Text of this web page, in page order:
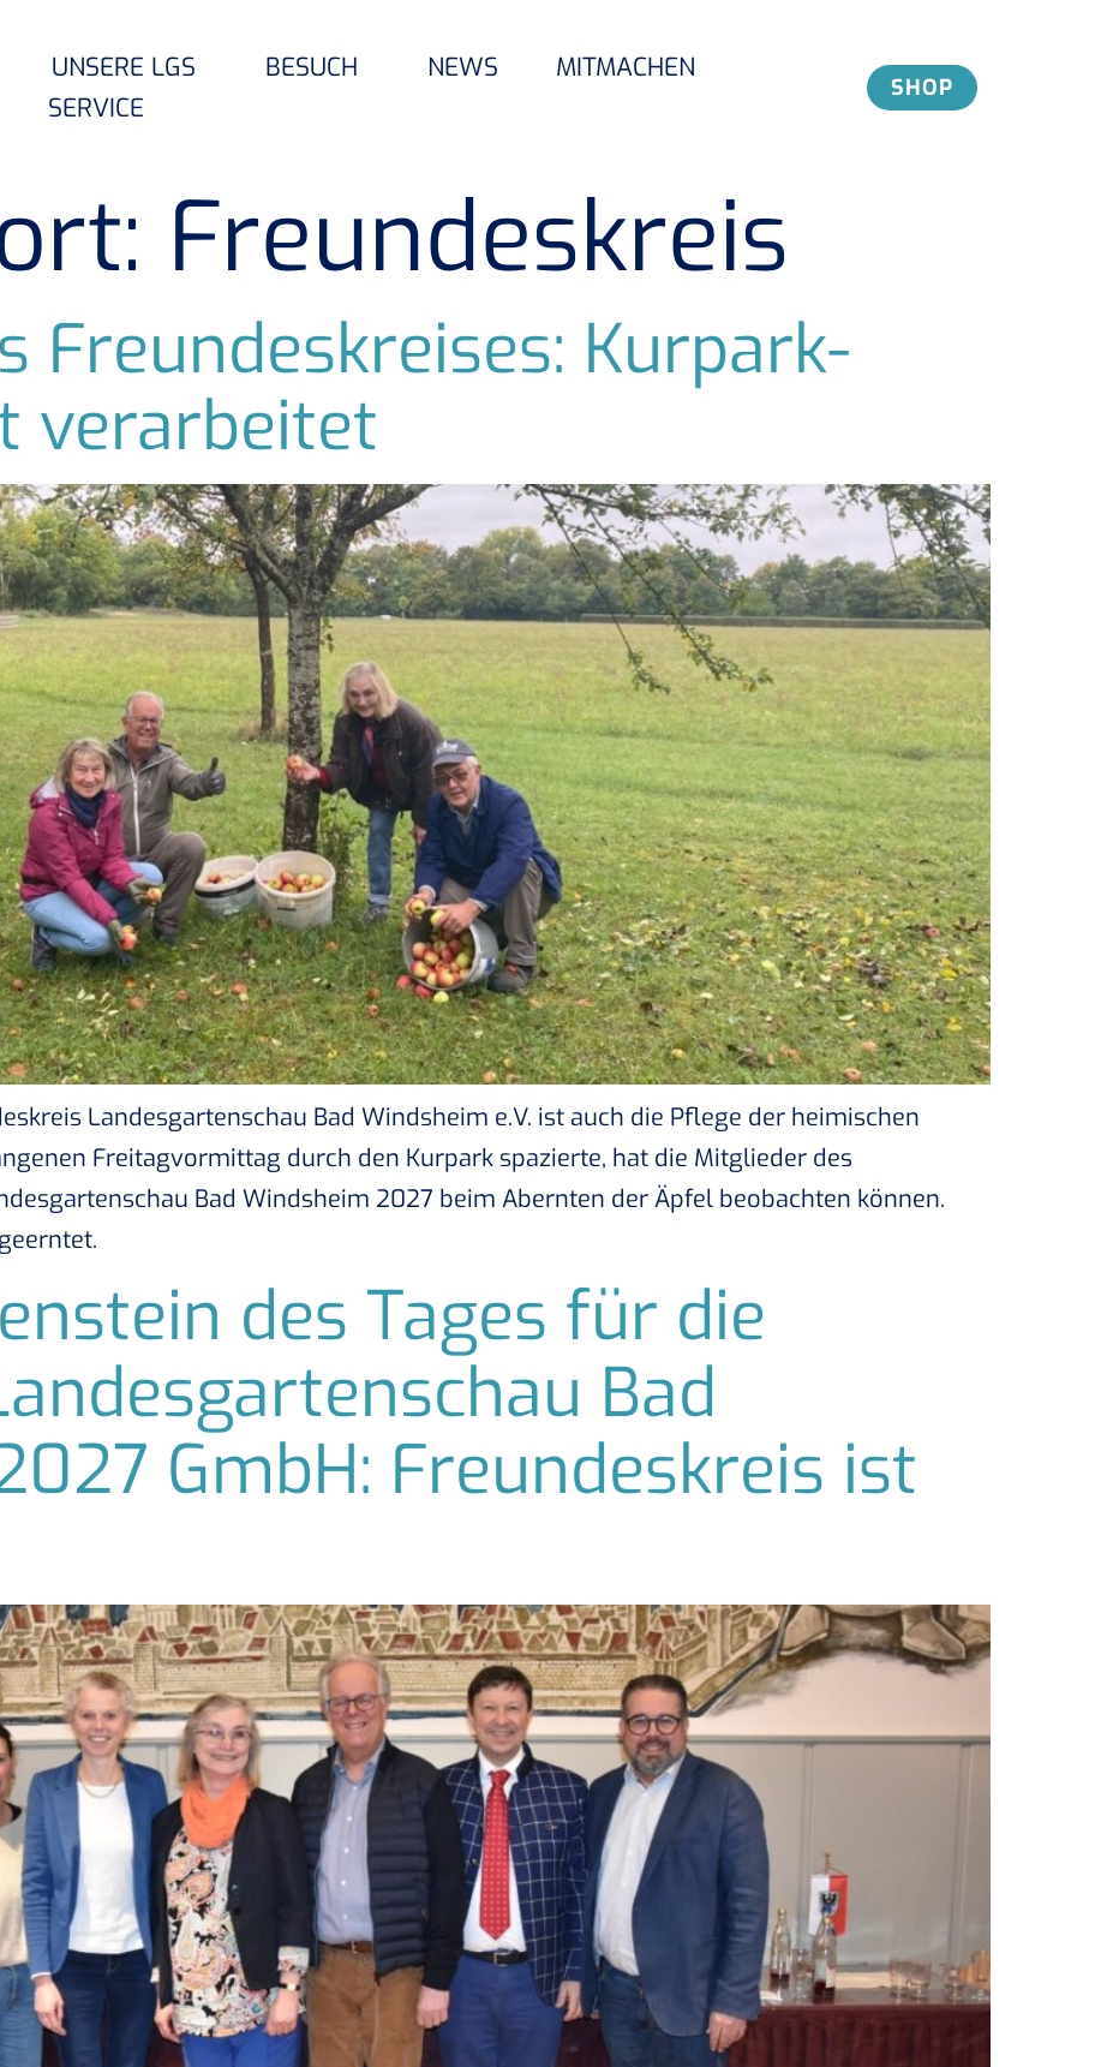
UNSERE LGS BESUCH NEWS
MITMACHEN
SERVICE
SHOP
Freundeskreis
Freundeskreises: Kurpark-
verarbeitet
Landesgartenschau Bad Windsheim e.V. ist auch die Pflege der heimischen
Freitagvormittag durch den Kurpark spazierte, hat die Mitglieder des
Bad Windsheim 2027 beim Abernten der Äpfel beobachten können.
des Tages für die
Bad
GmbH: Freundeskreis ist